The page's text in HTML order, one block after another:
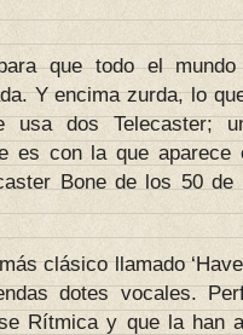
para que todo el
Y encima zurda, lo
usa dos Telecaster;
es con la que
Bone de los 50
clásico llamado
dotes vocales.
Rítmica y que la han